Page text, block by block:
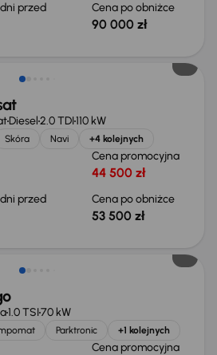
przed
Cena po obniżce
90 000 zł
Diesel2.0 TDI110 kW
Skóra Navi +4 kolejnych
Cena promocyjna
44 500 zł
przed
Cena po obniżce
53 500 zł
1.0 TSI70 kW
Parktronic +1 kolejnych
Cena promocyjna